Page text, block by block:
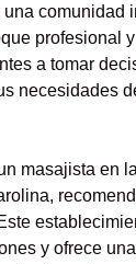
comunidad
profesional
a tomar
necesidades
masajista en
y ofrece